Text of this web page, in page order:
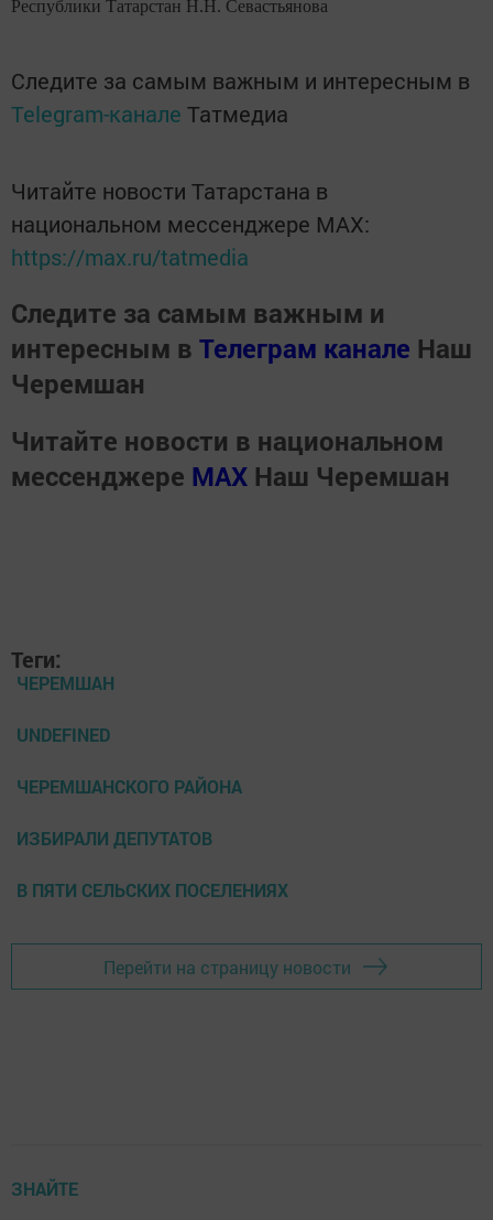
Республики Татарстан Н.Н. Севастьянова
Следите за самым важным и интересным в
Telegram-канале Татмедиа
Читайте новости Татарстана в
национальном мессенджере MАХ:
https://max.ru/tatmedia
Следите за самым важным и
интересным в Телеграм канале Наш
Черемшан
Читайте новости в национальном
мессенджере MАХ Наш Черемшан
Теги:
ЧЕРЕМШАН
UNDEFINED
ЧЕРЕМШАНСКОГО РАЙОНА
ИЗБИРАЛИ ДЕПУТАТОВ
В ПЯТИ СЕЛЬСКИХ ПОСЕЛЕНИЯХ
Перейти на страницу новости
ЗНАЙТЕ